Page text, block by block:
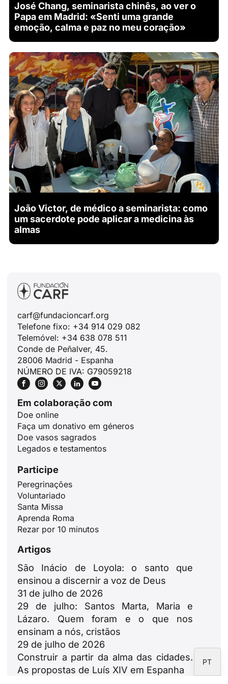
José Chang, seminarista chinês, ao ver o
Papa em Madrid: «Senti uma grande
emoção, calma e paz no meu coração»
João Victor, de médico a seminarista: como
um sacerdote pode aplicar a medicina às
almas
carf@fundacioncarf.org
Telefone fixo: +34 914 029 082
Telemóvel: +34 638 078 511
Conde de Peñalver, 45.
28006 Madrid - Espanha
NÚMERO DE IVA: G79059218
Em colaboração com
Doe online
Faça um donativo em géneros
Doe vasos sagrados
Legados e testamentos
Participe
Peregrinações
Voluntariado
Santa Missa
Aprenda Roma
Rezar por 10 minutos
Artigos
São Inácio de Loyola: o santo que
ensinou a discernir a voz de Deus
31 de julho de 2026
29 de julho: Santos Marta, Maria e
Lázaro. Quem foram e o que nos
ensinam a nós, cristãos
29 de julho de 2026
Construir a partir da alma das cidades.
As propostas de Luís XIV em Espanha
PT